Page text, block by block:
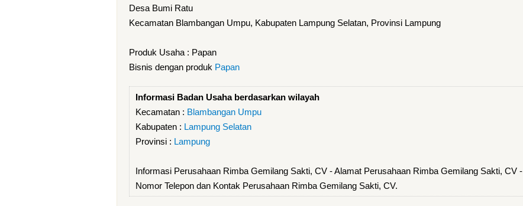
Desa Bumi Ratu
Kecamatan Blambangan Umpu, Kabupaten Lampung Selatan, Provinsi Lampung
Produk Usaha : Papan
Bisnis dengan produk Papan
Informasi Badan Usaha berdasarkan wilayah
Kecamatan : Blambangan Umpu
Kabupaten : Lampung Selatan
Provinsi : Lampung
Informasi Perusahaan Rimba Gemilang Sakti, CV - Alamat Perusahaan Rimba Gemilang Sakti, CV -
Nomor Telepon dan Kontak Perusahaan Rimba Gemilang Sakti, CV.